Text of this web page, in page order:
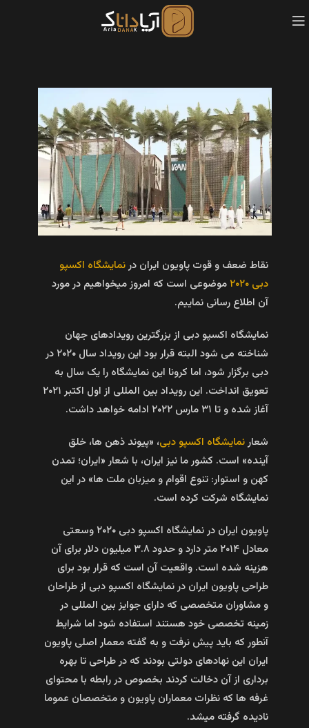
نقاط ضعف و قوت پاویون ایران درنمایشگاه اکسپو
دبی ۲۰۲۰
موضوعی است که امروز میخواهیم در مورد
آن اطلاع رسانی نماییم.
نمایشگاه اکسپو دبی از بزرگترین رویدادهای جهان
شناخته می شود البته قرار بود این رویداد سال ۲۰۲۰ در
دبی برگزار شود، اما کرونا این نمایشگاه را یک سال به
تعویق انداخت. این رویداد بین المللی از اول اکتبر ۲۰۲۱
آغاز شده و تا ۳۱ مارس ۲۰۲۲ ادامه خواهد داشت.
شعارنمایشگاه اکسپو دبی، «پیوند ذهن‌ ها، خلق
آینده» است. کشور ما نیز ایران، با شعار «ایران؛ تمدن
کهن و استوار: تنوع اقوام و میزبان ملت‌ ها» در این
نمایشگاه شرکت کرده است.
پاویون ایران در نمایشگاه اکسپو دبی ۲۰۲۰ وسعتی
معادل ۲۰۱۴ متر دارد و حدود ۳.۸ میلیون دلار برای آن
هزینه شده است. واقعیت آن است که قرار بود برای
طراحی پاویون ایران در نمایشگاه اکسپو دبی از طراحان
و مشاوران متخصصی که دارای جوایز بین المللی در
زمینه تخصصی خود هستند استفاده شود اما شرایط
آنطور که باید پیش نرفت و به گفته معمار اصلی پاویون
ایران این نهادهای دولتی بودند که در طراحی تا بهره
برداری از آن دخالت کردند بخصوص در رابطه با محتوای
غرفه ها که نظرات معماران پاویون و متخصصان عموما
نادیده گرفته میشد.